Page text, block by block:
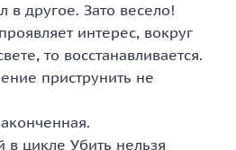
в другое. Зато весело!
интерес, вокруг
то восстанавливается.
приструнить не
цикле Убить нельзя